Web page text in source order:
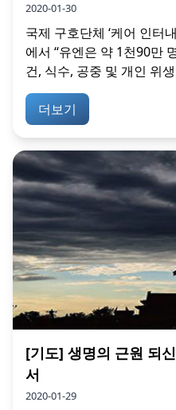
2020-01-30
국제 구호단체 ‘케어 인터
에서 “유엔은 약 1천90만
건, 식수, 공중 및 개인 위
더보기
[기도] 생명의 근원 되
서
2020-01-29